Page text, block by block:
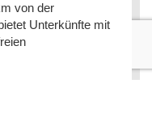
von der
Unterkünfte mit